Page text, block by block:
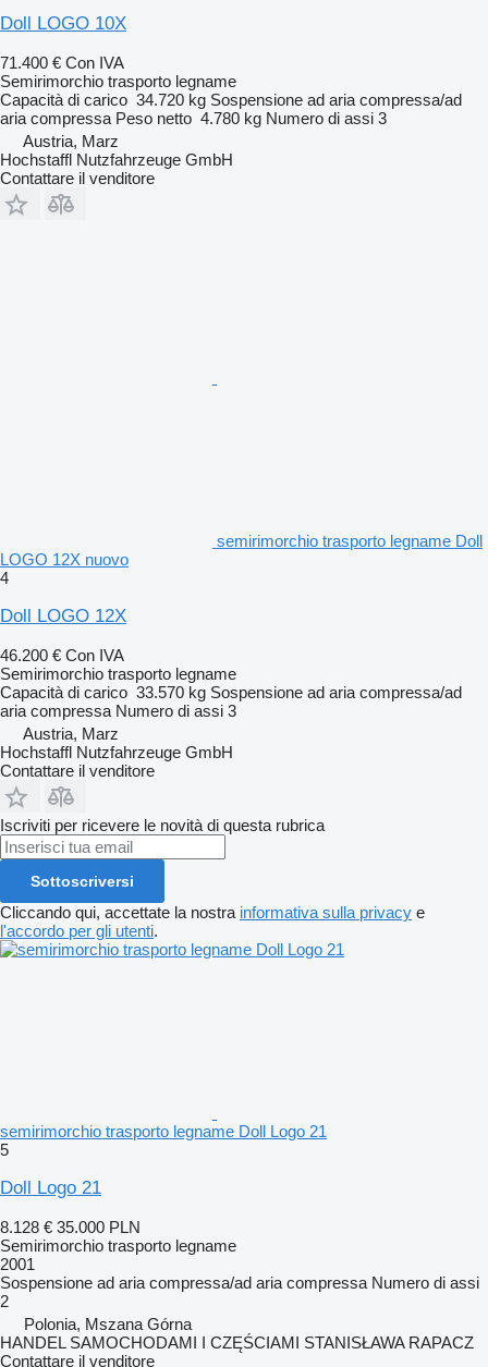
Doll LOGO 10X
71.400 € Con IVA
Semirimorchio trasporto legname
Capacità di carico 34.720 kg Sospensione ad aria compressa/ad
aria compressa Peso netto 4.780 kg Numero di assi 3
Austria, Marz
Hochstaffl Nutzfahrzeuge GmbH
Contattare il venditore
semirimorchio trasporto legname Doll
LOGO 12X nuovo
4
Doll LOGO 12X
46.200 € Con IVA
Semirimorchio trasporto legname
Capacità di carico 33.570 kg Sospensione ad aria compressa/ad
aria compressa Numero di assi 3
Austria, Marz
Hochstaffl Nutzfahrzeuge GmbH
Contattare il venditore
Iscriviti per ricevere le novità di questa rubrica
Sottoscriversi
Cliccando qui, accettate la nostra informativa sulla privacy e
l'accordo per gli utenti.
semirimorchio trasporto legname Doll Logo 21
5
Doll Logo 21
8.128 € 35.000 PLN
Semirimorchio trasporto legname
2001
Sospensione ad aria compressa/ad aria compressa Numero di assi
2
Polonia, Mszana Górna
HANDEL SAMOCHODAMI I CZĘŚCIAMI STANISŁAWA RAPACZ
Contattare il venditore